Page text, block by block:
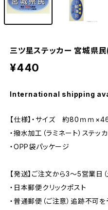
三ツ星ステッカー 宮城県
¥440
International shipping
【仕様】・サイズ 約80ｍｍ
・撥水加工（ラミネート）ステッ
・OPP袋パッケージ
【発送】ご注文から3〜5営業日
・日本郵便クリックポスト
・普通郵便（ご注意）追跡不可